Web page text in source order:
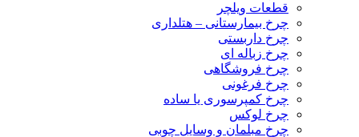
قطعات ویلچر
چرخ بیمارستانی – هتلداری
چرخ داربستی
چرخ زباله ای
چرخ فروشگاهی
چرخ فرغونی
چرخ کمپرسوری یا ساده
چرخ لوکس
چرخ مبلمان و وسایل چوبی